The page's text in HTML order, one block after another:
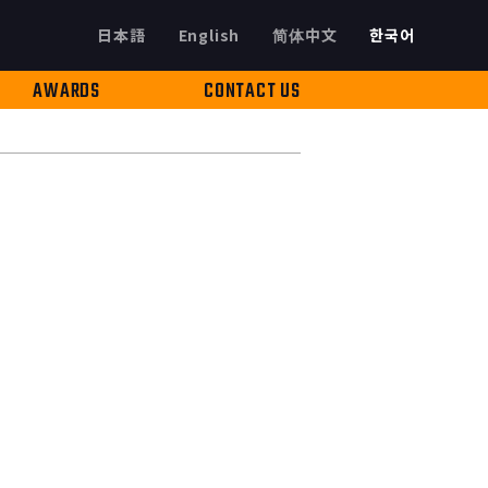
日本語 한국어
English 简体中文
AWARDS CONTACT US